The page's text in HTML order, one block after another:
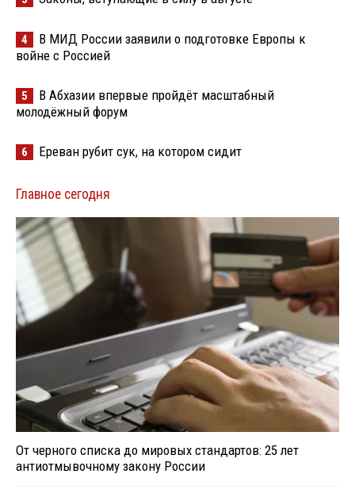
4
В МИД России заявили о подготовке Европы к
войне с Россией
5
В Абхазии впервые пройдёт масштабный
молодёжный форум
6 Ереван рубит сук, на котором сидит
Главное сегодня
От черного списка до мировых стандартов: 25 лет
антиотмывочному закону России